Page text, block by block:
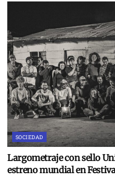
SOCIEDAD
Largometraje con sello
estreno mundial en